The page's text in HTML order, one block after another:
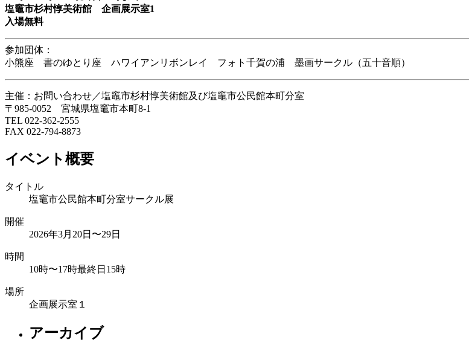
塩竈市杉村惇美術館 企画展示室1
入場無料
参加団体：
小熊座 書のゆとり座 ハワイアンリボンレイ フォト千賀の浦 墨画サークル（五十音順）
主催：お問い合わせ／塩竈市杉村惇美術館及び塩竈市公民館本町分室
〒985-0052 宮城県塩竈市本町8-1
TEL 022-362-2555
FAX 022-794-8873
イベント概要
タイトル
塩竈市公民館本町分室サークル展
開催
2026年3月20日〜29日
時間
10時〜17時最終日15時
場所
企画展示室１
アーカイブ